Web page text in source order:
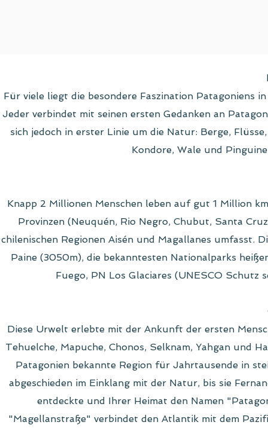
Für viele liegt die besondere Faszination Patagoniens
Jeder verbindet mit seinen ersten Gedanken an
sich jedoch in erster Linie um die Natur: Berge,
Kondore, Wale und
Knapp 2 Millionen Menschen leben auf gut 1 Million
Provinzen (Neuquén, Rio Negro, Chubut, Santa
chilenischen Regionen Aisén und Magallanes umfasst.
Paine (3050m), die bekanntesten Nationalparks
Fuego, PN Los Glaciares (UNESCO Schutz
Diese Urwelt erlebte mit der Ankunft der ersten
Tehuelche, Mapuche, Chonos, Selknam, Yahgan und
Patagonien bekannte Region für Jahrtausende in
abgeschieden im Einklang mit der Natur, bis sie
entdeckte und Ihrer Heimat den Namen
"Magellanstraße" verbindet den Atlantik mit dem